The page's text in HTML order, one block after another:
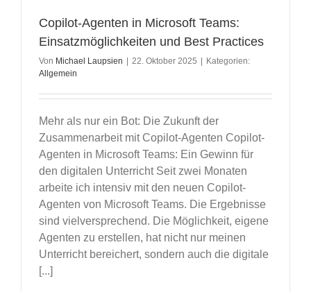
Copilot-Agenten in Microsoft Teams:
Einsatzmöglichkeiten und Best Practices
Von Michael Laupsien 22. Oktober 2025
Kategorien:
Allgemein
Mehr als nur ein Bot: Die Zukunft der
Zusammenarbeit mit Copilot-Agenten Copilot-
Agenten in Microsoft Teams: Ein Gewinn für
den digitalen Unterricht Seit zwei Monaten
arbeite ich intensiv mit den neuen Copilot-
Agenten von Microsoft Teams. Die Ergebnisse
sind vielversprechend. Die Möglichkeit, eigene
Agenten zu erstellen, hat nicht nur meinen
Unterricht bereichert, sondern auch die digitale
[...]